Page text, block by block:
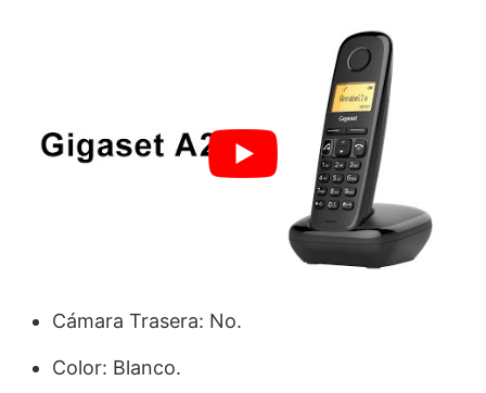
Cámara Trasera: No.
Color: Blanco.